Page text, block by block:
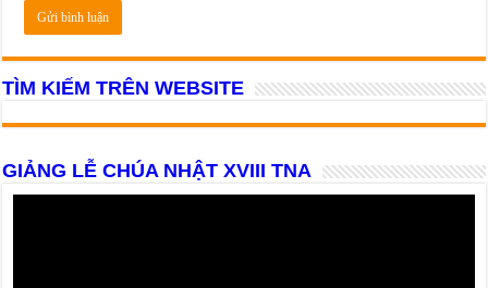
TÌM KIẾM TRÊN WEBSITE
GIẢNG LỄ CHÚA NHẬT XVIII TNA